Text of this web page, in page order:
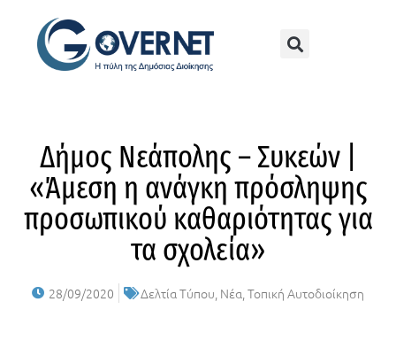
Δήμος Νεάπολης – Συκεών |
«Άμεση η ανάγκη πρόσληψης
προσωπικού καθαριότητας για
τα σχολεία»
28/09/2020 Δελτία Τύπου Νέα Τοπική Αυτοδιοίκηση